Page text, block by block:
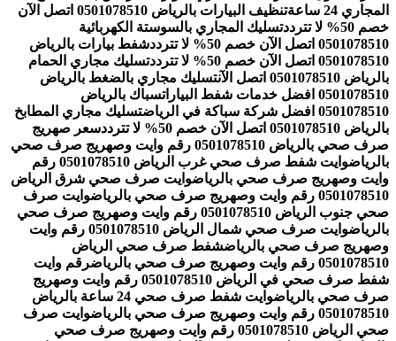
المجاري 24 ساعة
تنظيف البيارات بالرياض 0501078510 اتصل الآن
خصم 50% لا تتردد
تسليك المجاري بالسوستة الكهربائية
0501078510 اتصل الآن خصم 50% لا تتردد
شفط بيارات بالرياض
0501078510 اتصل الآن خصم 50% لا تتردد
تسليك مجاري الحمام
بالرياض 0501078510 اتصل الآن
تسليك مجاري بالضغط بالرياض
0501078510 افضل خدمات شفط البيارات
سباك بالرياض
0501078510 افضل شركة سباكة في الرياض
تسليك مجاري المطابخ
بالرياض 0501078510 اتصل الآن خصم 50% لا تتردد
سعر صهريج
صرف صحي بالرياض 0501078510 رقم وايت وصهريج صرف صحي
بالرياض
وايت شفط صرف صحي غرب الرياض 0501078510 رقم
وايت وصهريج صرف صحي بالرياضوايت صرف صحي شرق الرياض
0501078510 رقم وايت وصهريج صرف صحي بالرياض
وايت صرف
صحي جنوب الرياض 0501078510 رقم وايت وصهريج صرف صحي
بالرياض
وايت صرف صحي شمال الرياض 0501078510 رقم وايت
وصهريج صرف صحي بالرياضشفط صرف صحي الرياض
0501078510 رقم وايت وصهريج صرف صحي بالرياض
رقم وايت
شفط صرف صحي في الرياض 0501078510 رقم وايت وصهريج
صرف صحي بالرياض
وايت شفط صرف صحي 24 ساعة بالرياض
0501078510 رقم وايت وصهريج صرف صحي بالرياض
وايت صرف
صحي الرياض 0501078510 رقم وايت وصهريج صرف صحي